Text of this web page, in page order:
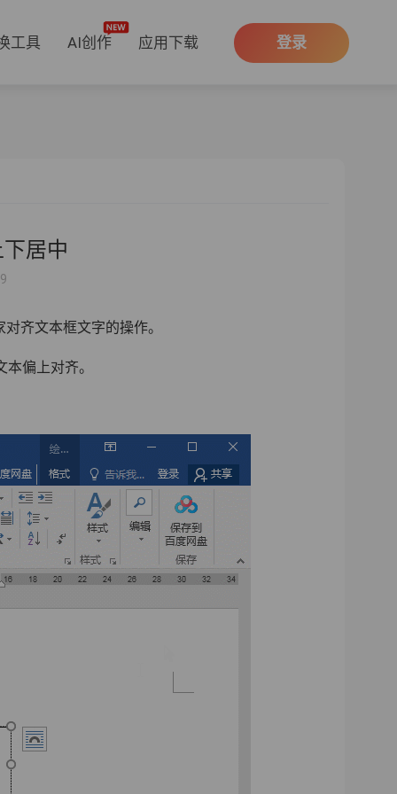
工具 AI创作 应用下载 登录
居中
齐文本框文字的操作。
偏上对齐。